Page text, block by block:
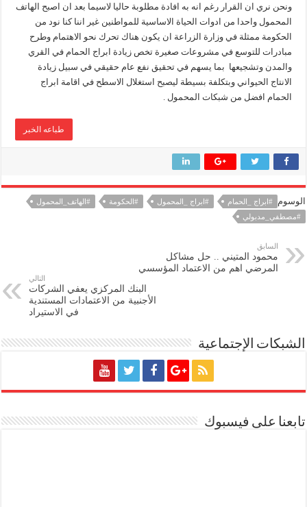
ونحن نري ان القرار رغم انه به افادة مطلوبة حاليا لاسيما بعد ان اصبح الهاتف
المحمول واحدا من ادوات الحياة الاساسية للمواطنين غير اننا كنا نود من
الحكومة ممثلة في وزارة الزراعة ان يكون هناك تحرك نحو الاهتمام وطرح
مبادرات للتوسع في مشروعات صغيرة تخص زيادة ابراج الحمام في القري
والمدن وتشجيعها بما يسهم في تحقيق نفع عام حقيقي في سبيل زيادة
الانتاج الحيواني وبتكلفة بسيطة ليصبح استغلال الاسطح في اقامة ابراج
الحمام افضل من شبكات المحمول .
طباعه الخبر
الوسوم #ابراج _الحمام #ابراج _المحمول #الحكومة
#الهاتف_المحمول
#مصطفي_مدبولي
السابق
محمود المتيني .. حل مشاكل
المرضي اهم من الاعتماد المؤسسي
التالي
البنك المركزي يعفي الشركات
الأجنبية من الاعتمادات المستندية
في الاستيراد
الشبكات الإجتماعية
تابعنا على فيسبوك